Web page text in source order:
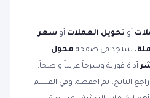
أو تحويل العملات أو سعر
، ستجد في صفحة محول
أداة فورية وشرحاً عربياً واضحاً.
راجع الناتج، ثم احفظه. وفي القسم